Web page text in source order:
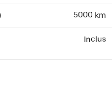
5000 km
Inclus